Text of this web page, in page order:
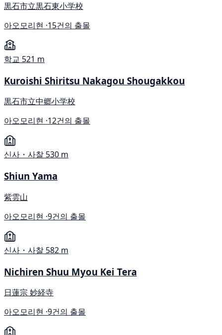
黒石市立黒石東小学校
아오모리현 ·15건의 출몰
학교 521 m
Kuroishi Shiritsu Nakagou Shougakkou
黒石市立中郷小学校
아오모리현 ·12건의 출몰
신사・사찰 530 m
Shiun Yama
紫雲山
아오모리현 ·9건의 출몰
신사・사찰 582 m
Nichiren Shuu Myou Kei Tera
日蓮宗 妙経寺
아오모리현 ·9건의 출몰